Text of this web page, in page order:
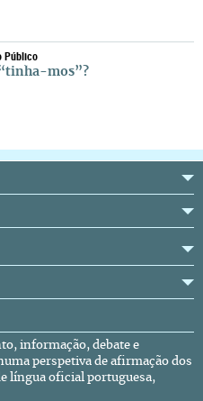
Público
mos”?
informação, debate e
perspetiva de afirmação dos
língua oficial portuguesa,